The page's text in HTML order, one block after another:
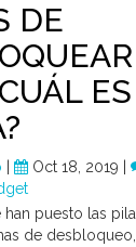
DE
Oct 18, 2019 |
han puesto las
de